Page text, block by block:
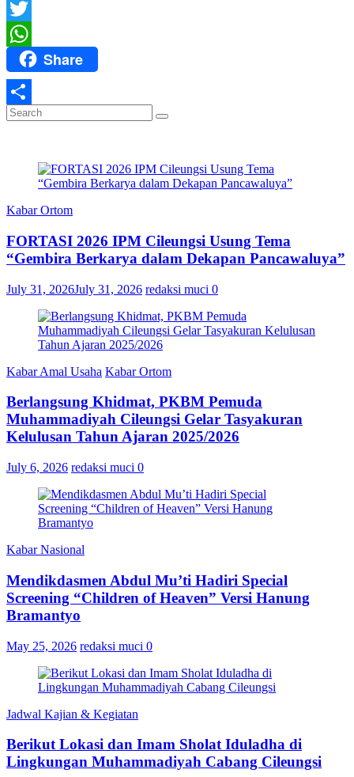
Facebook
Twitter
WhatsAppShare
Share
Kabar Ortom
FORTASI 2026 IPM Cileungsi Usung Tema
“Gembira Berkarya dalam Dekapan Pancawaluya”
July 31, 2026July 31, 2026 redaksi muci 0
Kabar Amal Usaha Kabar Ortom
Berlangsung Khidmat, PKBM Pemuda
Muhammadiyah Cileungsi Gelar Tasyakuran
Kelulusan Tahun Ajaran 2025/2026
July 6, 2026 redaksi muci 0
Kabar Nasional
Mendikdasmen Abdul Mu’ti Hadiri Special
Screening “Children of Heaven” Versi Hanung
Bramantyo
May 25, 2026 redaksi muci 0
Jadwal Kajian & Kegiatan
Berikut Lokasi dan Imam Sholat Iduladha di
Lingkungan Muhammadiyah Cabang Cileungsi